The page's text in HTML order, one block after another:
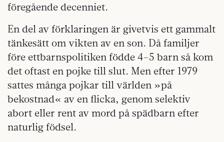
föregående decenniet.
En del av förklaringen är givetvis ett gammalt
tänkesätt om vikten av en son. Då familjer
före ettbarnspolitiken födde 4–5 barn så kom
det oftast en pojke till slut. Men efter 1979
sattes många pojkar till världen »på
bekostnad« av en flicka, genom selektiv
abort eller rent av mord på spädbarn efter
naturlig födsel.